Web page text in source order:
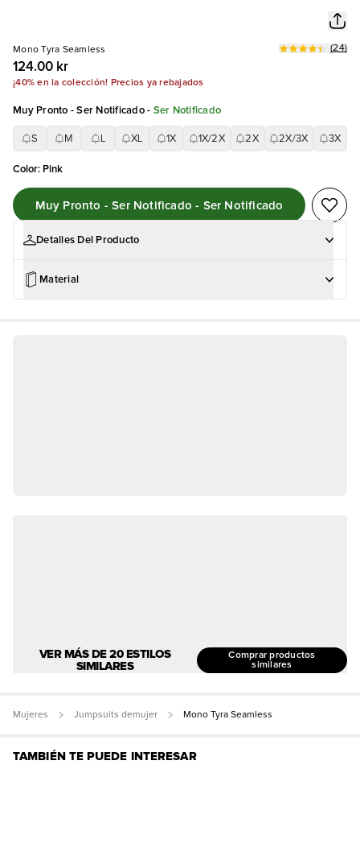
Mono Tyra Seamless
124.00 kr
(24)
¡40% en la colección! Precios ya rebajados
Muy Pronto - Ser Notificado- Ser Notificado
S M XL 1X 1X/2X 2X 2X/3X 3X
Color: Pink
Muy Pronto - Ser Notificado - Ser Notificado
Detalles Del Producto
Material
VER MÁS DE 20 ESTILOS
SIMILARES
Comprar productos
similares
Mujeres Jumpsuits demujer Mono Tyra Seamless
TAMBIÉN TE PUEDE INTERESAR